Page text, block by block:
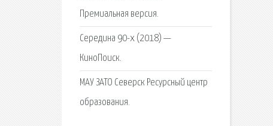
Премиальная версия.
Середина 90-х (2018) —
КиноПоиск.
МАУ ЗАТО Северск Ресурсный центр
образования.